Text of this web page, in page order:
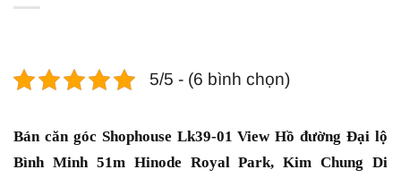
5/5 - (6 bình chọn)
Bán căn góc Shophouse Lk39-01 View Hồ đường Đại lộ
Bình Minh 51m Hinode Royal Park, Kim Chung Di